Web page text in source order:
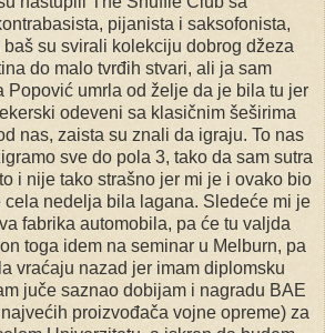
pijanista i saksofonista,
su svirali kolekciju dobrog džeza
do malo tvrđih stvari, ali ja sam
Popović umrla od želje da je bila tu jer
odeveni sa klasičnim šeširima
nas, zaista su znali da igraju. To nas
sve do pola 3, tako da sam sutra
i nije tako strašno jer mi je i ovako bio
cela nedelja bila lagana. Sledeće mi je
fabrika automobila, pa će tu valjda
toga idem na seminar u Melburn, pa
vraćaju nazad jer imam diplomsku
juče saznao dobijam i nagradu BAE
proizvođača vojne opreme) za